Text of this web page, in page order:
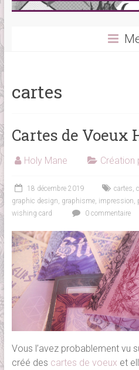
cartes
Cartes de Voeux
Holy Mane Création
18 décembre 2019 cartes,
graphic design, graphisme, impression,
wishing card
0 commentaire
Vous l’avez probablement vu
créé des cartes de voeux et